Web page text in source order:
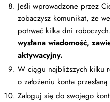
Jeśli wprowadzone przez
zobaczysz komunikat, że
potrwać kilka dni roboczych.
wysłana wiadomość,
aktywacyjny.
W ciągu najbliższych kilku
o założeniu konta
Zaloguj się do swojego